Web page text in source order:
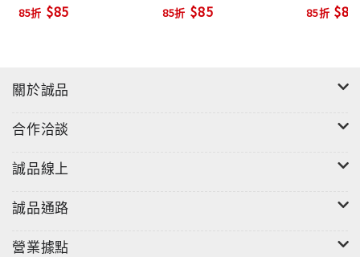
85折 $85 85折 $85 85折 $85
關於誠品
合作洽談
誠品線上
誠品通路
營業據點